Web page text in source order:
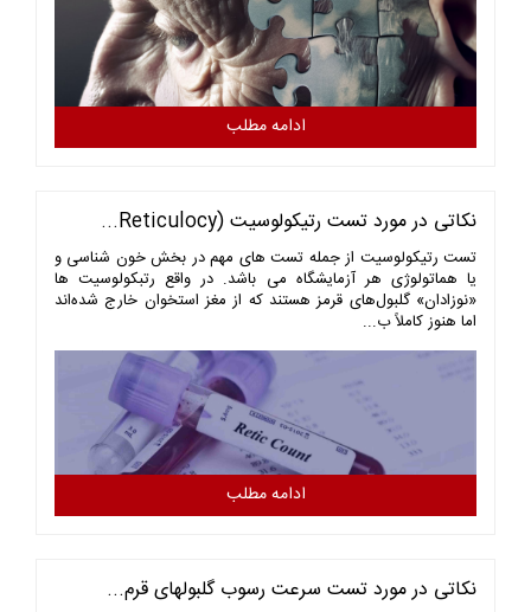
ادامه مطلب
نکاتی در مورد تست رتیکولوسیت (Reticulocy...
تست رتیکولوسیت از جمله تست های مهم در بخش خون شناسی و
یا هماتولوژی هر آزمایشگاه می باشد. در واقع رتبکولوسیت ها
«نوزادان» گلبول‌های قرمز هستند که از مغز استخوان خارج شده‌اند
اما هنوز کاملاً ب...
ادامه مطلب
نکاتی در مورد تست سرعت رسوب گلبولهای قرم...